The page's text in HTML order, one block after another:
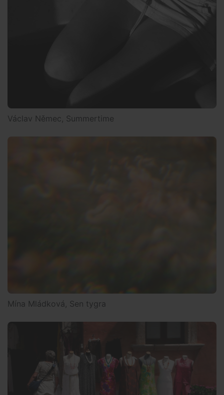
Václav Němec, Summertime
Mína Mládková, Sen tygra